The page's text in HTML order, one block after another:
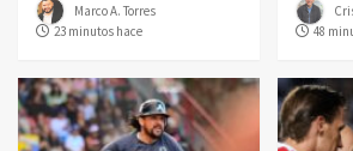
Marco A. Torres
23 minutos hace
48